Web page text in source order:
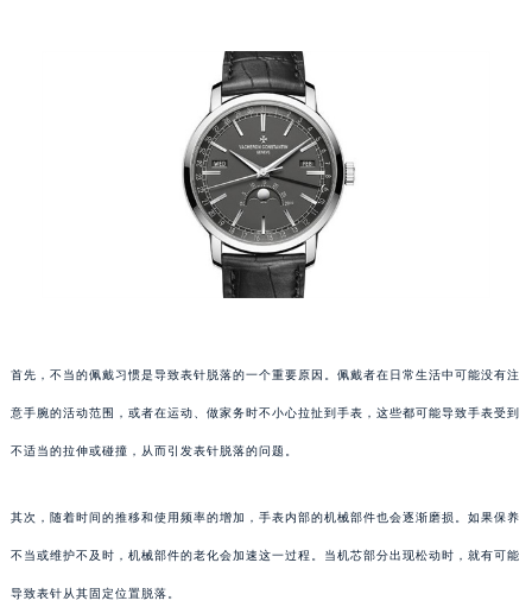
首先，不当的佩戴习惯是导致表针脱落的一个重要原因。佩戴者在日常生活中可能没有注
意手腕的活动范围，或者在运动、做家务时不小心拉扯到手表，这些都可能导致手表受到
不适当的拉伸或碰撞，从而引发表针脱落的问题。
其次，随着时间的推移和使用频率的增加，手表内部的机械部件也会逐渐磨损。如果保养
不当或维护不及时，机械部件的老化会加速这一过程。当机芯部分出现松动时，就有可能
导致表针从其固定位置脱落。